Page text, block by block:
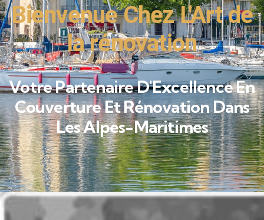
Bienvenue Chez L'Art de
la rénovation
Votre Partenaire D'Excellence En
Couverture Et Rénovation Dans
Les Alpes-Maritimes